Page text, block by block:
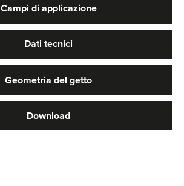
Campi di applicazione
Dati tecnici
Geometria del getto
Download